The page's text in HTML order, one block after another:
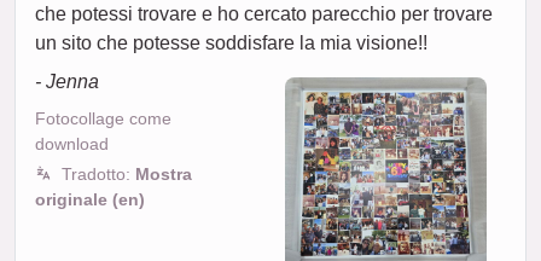
che potessi trovare e ho cercato parecchio per trovare
un sito che potesse soddisfare la mia visione!!
- Jenna
Fotocollage come
download
Tradotto: Mostra
originale (en)